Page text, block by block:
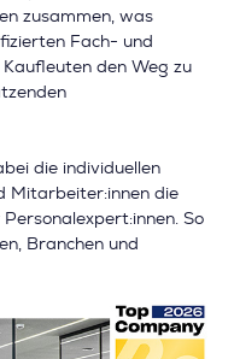
zusammen, was
Fach- und
den Weg zu
die individuellen
Mitarbeiter:innen die
So
Branchen und